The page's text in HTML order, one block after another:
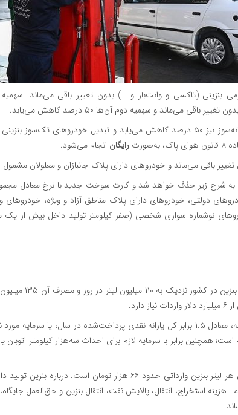
بنزینی (تاکسی و وانت‌بار و …) بدون تغییر باقی می‌ماند.
باقی می‌ماند و سهمیه دوم آن‌ها ۵۰ درصد کاهش می‌یابد.
سهمیه دوم خودروهای شخصی دوگانه‌سوز نیز ۵۰ درصد کاهش می‌یابد و تبدیل خودروهای
رایگان انجام می‌شود.
باقی می‌ماند و خودروهای دارای پلاک جانبازان و معلولان
شرح زیر حذف خواهد شد و کارت سوخت جدید با نرخ معادل
دولتی، خودروهای دارای پلاک مناطق آزاد و ویژه، خودروهای
نوشماره سواری شخصی (صفر کیلومتر تولید داخل بیش از یک
باید پذیرفت که در حال
ارزش این ۶ میلیارد دلار واردات سالانه، معادل ۱.۵ برابر کل یارانه نقدی پرداخت‌شده در
نفت خام است؛ همچنین برابر با سرمایه لازم برای احداث سه‌هزار کیلومتر
استخراج، انتقال، پالایش نفت، انتقال بنزین و حق‌العمل